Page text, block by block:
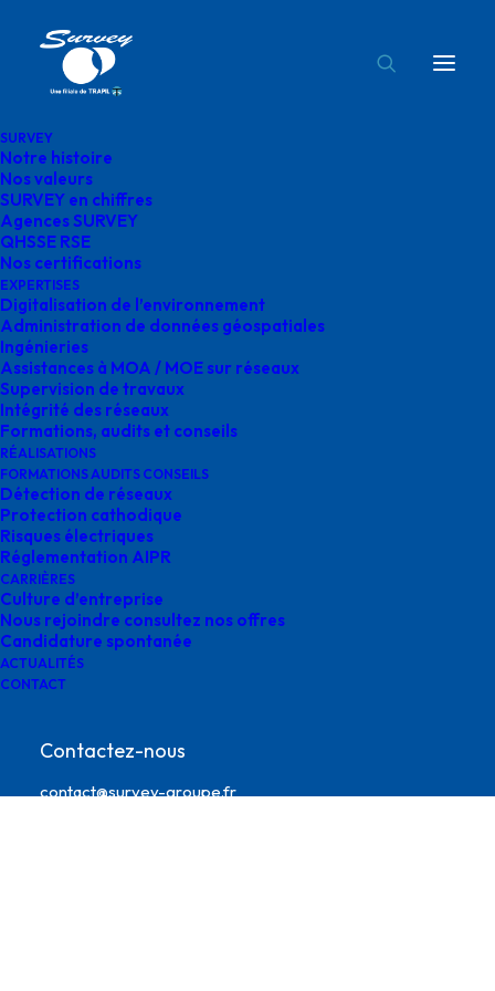
SURVEY
Notre histoire
Nos valeurs
SURVEY en chiffres
Agences SURVEY
QHSSE RSE
Nos certifications
EXPERTISES
Digitalisation de l’environnement
Administration de données géospatiales
Ingénieries
Assistances à MOA / MOE sur réseaux
Supervision de travaux
Intégrité des réseaux
Formations, audits et conseils
RÉALISATIONS
FORMATIONS AUDITS CONSEILS
Détection de réseaux
Protection cathodique
Risques électriques
Réglementation AIPR
CARRIÈRES
Culture d’entreprise
Nous rejoindre consultez nos offres
Candidature spontanée
ACTUALITÉS
CONTACT
Contactez-nous
contact@survey-groupe.fr
Accueil Traversées humides
plan bathymétrique-2